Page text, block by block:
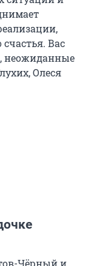
Вас
неожиданные
Олеся
Чёрный и